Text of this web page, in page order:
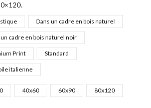
Dans un cadre en bois naturel
un cadre en bois naturel noir
Print Standard
italienne
40x60 60x90 80x120